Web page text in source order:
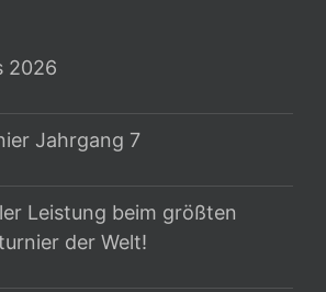
2026
Jahrgang 7
Leistung beim größten
der Welt!